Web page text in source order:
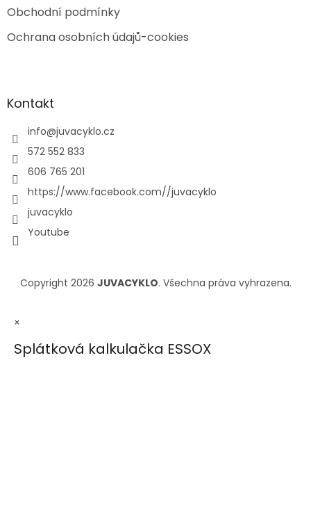
Obchodní podmínky
Ochrana osobních údajů-cookies
Kontakt
info@juvacyklo.cz
572 552 833
606 765 201
https://www.facebook.com//juvacyklo
juvacyklo
Youtube
Copyright 2026 JUVACYKLO. Všechna práva vyhrazena.
×
Splátková kalkulačka ESSOX